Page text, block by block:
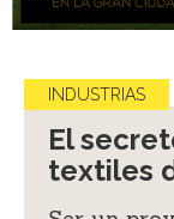
INDUSTRIAS
El
textiles